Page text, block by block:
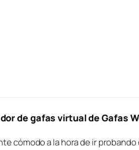
de gafas virtual de Gafas
cómodo a la hora de ir